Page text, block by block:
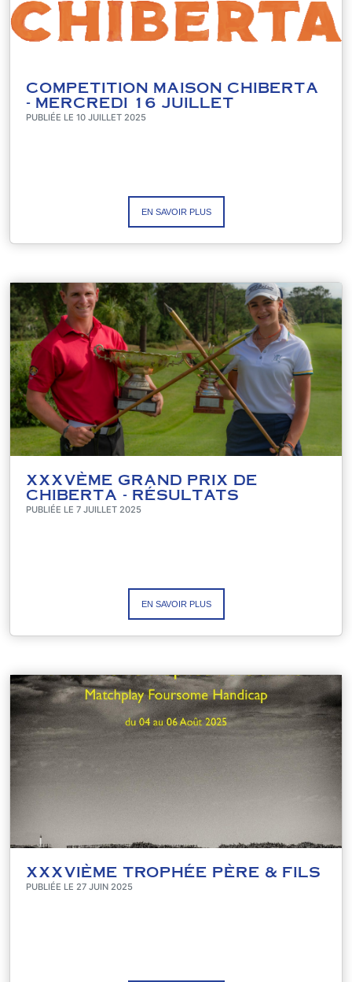
COMPETITION MAISON CHIBERTA
- MERCREDI 16 JUILLET
PUBLIÉE LE 10 JUILLET 2025
EN SAVOIR PLUS
XXXVÈME GRAND PRIX DE
CHIBERTA - RÉSULTATS
PUBLIÉE LE 7 JUILLET 2025
EN SAVOIR PLUS
XXXVIÈME TROPHÉE PÈRE & FILS
PUBLIÉE LE 27 JUIN 2025